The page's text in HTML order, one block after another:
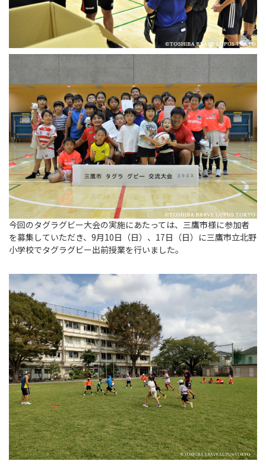
今回のタグラグビー大会の実施にあたっては、三鷹市様に参加者
を募集していただき、9月10日（日）、17日（日）に三鷹市立北野
小学校でタグラグビー出前授業を行いました。